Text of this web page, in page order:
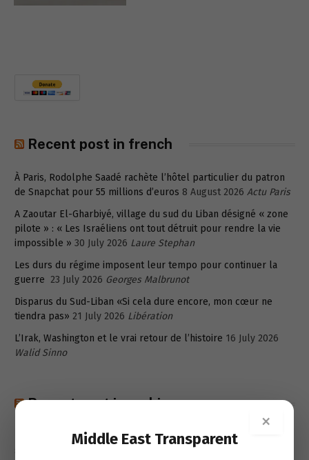
Recent post in french
À Paris, Rodolphe Saadé rachète l’hôtel particulier du patron
de Snapchat pour 55 millions d’euros 8 August 2026 Actu Paris
A Zaoutar El-Gharbiyé, village du sud du Liban désigné « zone
pilote » : « Les Israéliens ont tout détruit pour rendre la vie
impossible » 30 July 2026 Laure Stephan
Les durs du régime imposent leur tempo pour continuer la
guerre 23 July 2026 Georges Malbrunot
Disparus du Sud-Liban «Si cela dure encore, mon cœur ne
tiendra pas» 21 July 2026 Libération
L’Irak, Washington et le vrai retour de l’histoire 16 July 2026
Walid Sinno
Recent post in arabic
شفاف- خاص
×
Middle East Transparent